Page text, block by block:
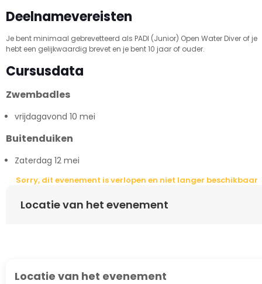
Deelnamevereisten
Je bent minimaal gebrevetteerd als PADI (Junior) Open Water Diver of je
hebt een gelijkwaardig brevet en je bent 10 jaar of ouder.
Cursusdata
Zwembadles
vrijdagavond 10 mei
Buitenduiken
Zaterdag 12 mei
Sorry, dit evenement is verlopen en niet langer beschikbaar
Locatie van het evenement
Locatie van het evenement